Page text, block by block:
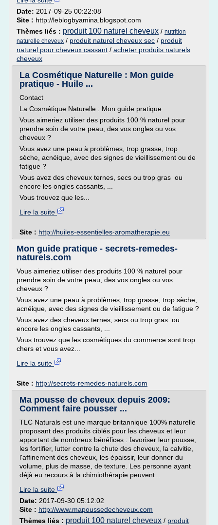
Date: 2017-09-25 00:22:08
Site : http://leblogbyamina.blogspot.com
Thèmes liés : produit 100 naturel cheveux / nutrition
naturelle cheveux / produit naturel cheveux sec / produit
naturel pour cheveux cassant / acheter produits naturels
cheveux
La Cosmétique Naturelle : Mon guide
pratique - Huile ...
Contact
La Cosmétique Naturelle : Mon guide pratique
Vous aimeriez utiliser des produits 100 % naturel pour
prendre soin de votre peau, des vos ongles ou vos
cheveux ?
Vous avez une peau à problèmes, trop grasse, trop
sèche, acnéique, avec des signes de vieillissement ou de
fatigue ?
Vous avez des cheveux ternes, secs ou trop gras ou
encore les ongles cassants, ...
Vous trouvez que les...
Lire la suite
Site : http://huiles-essentielles-aromatherapie.eu
Mon guide pratique - secrets-remedes-
naturels.com
Vous aimeriez utiliser des produits 100 % naturel pour
prendre soin de votre peau, des vos ongles ou vos
cheveux ?
Vous avez une peau à problèmes, trop grasse, trop sèche,
acnéique, avec des signes de vieillissement ou de fatigue ?
Vous avez des cheveux ternes, secs ou trop gras ou
encore les ongles cassants, ...
Vous trouvez que les cosmétiques du commerce sont trop
chers et vous avez...
Lire la suite
Site : http://secrets-remedes-naturels.com
Ma pousse de cheveux depuis 2009:
Comment faire pousser ...
TLC Naturals est une marque britannique 100% naturelle
proposant des produits ciblés pour les cheveux et leur
apportant de nombreux bénéfices : favoriser leur pousse,
les fortifier, lutter contre la chute des cheveux, la calvitie,
l'affinement des cheveux, les épaissir, leur donner du
volume, plus de masse, de texture. Les personne ayant
déjà eu recours à la chimiothérapie peuvent...
Lire la suite
Date: 2017-09-30 05:12:02
Site : http://www.mapoussedecheveux.com
Thèmes liés : produit 100 naturel cheveux / produit